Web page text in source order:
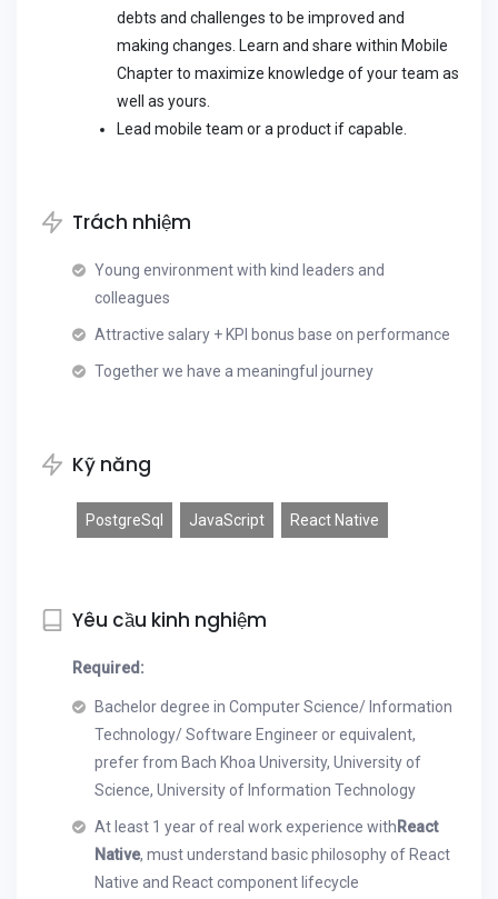
debts and challenges to be improved and
making changes. Learn and share within Mobile
Chapter to maximize knowledge of your team as
well as yours.
Lead mobile team or a product if capable.
Trách nhiệm
Young environment with kind leaders and
colleagues
Attractive salary + KPI bonus base on performance
Together we have a meaningful journey
Kỹ năng
PostgreSql JavaScript React Native
Yêu cầu kinh nghiệm
Required:
Bachelor degree in Computer Science/ Information
Technology/ Software Engineer or equivalent,
prefer from Bach Khoa University, University of
Science, University of Information Technology
At least 1 year of real work experience with React
Native, must understand basic philosophy of React
Native and React component lifecycle